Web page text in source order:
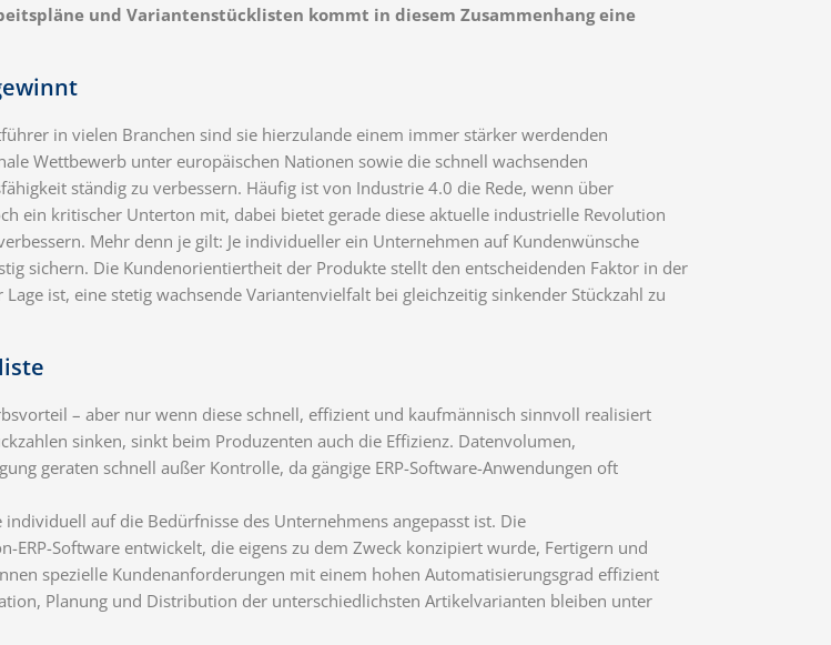
und Variantenstücklisten kommt in diesem Zusammenhang eine
in vielen Branchen sind sie hierzulande einem immer stärker werdenden
Wettbewerb unter europäischen Nationen sowie die schnell wachsenden
ständig zu verbessern. Häufig ist von Industrie 4.0 die Rede, wenn über
ein kritischer Unterton mit, dabei bietet gerade diese aktuelle industrielle Revolution
Mehr denn je gilt: Je individueller ein Unternehmen auf Kundenwünsche
sichern. Die Kundenorientiertheit der Produkte stellt den entscheidenden Faktor in der
ist, eine stetig wachsende Variantenvielfalt bei gleichzeitig sinkender Stückzahl zu
– aber nur wenn diese schnell, effizient und kaufmännisch sinnvoll realisiert
sinken, sinkt beim Produzenten auch die Effizienz. Datenvolumen,
geraten schnell außer Kontrolle, da gängige ERP-Software-Anwendungen oft
auf die Bedürfnisse des Unternehmens angepasst ist. Die
ERP-Software entwickelt, die eigens zu dem Zweck konzipiert wurde, Fertigern und
spezielle Kundenanforderungen mit einem hohen Automatisierungsgrad effizient
Planung und Distribution der unterschiedlichsten Artikelvarianten bleiben unter